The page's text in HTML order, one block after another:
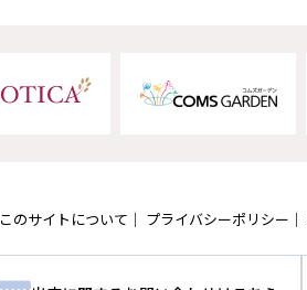
このサイトについて プライバシーポリシー